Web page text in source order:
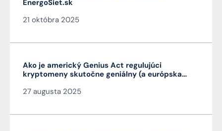
EnergoSiet.sk
21 októbra 2025
Ako je americký Genius Act regulujúci
kryptomeny skutočne geniálny (a európska
27 augusta 2025